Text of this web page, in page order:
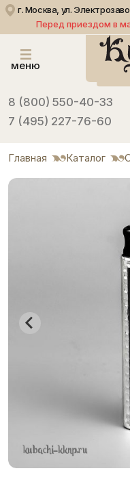
г. Москва, ул.
Перед приездом в
меню
8 (800) 550-40-33
7 (495) 227-76-60
Главная Каталог